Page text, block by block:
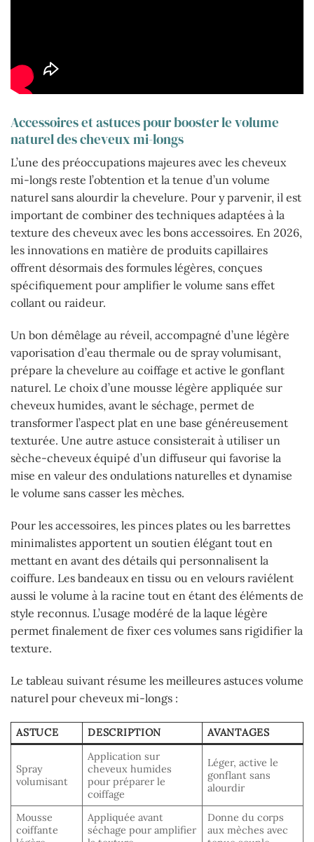
Accessoires et astuces pour booster le volume
naturel des cheveux mi-longs
L’une des préoccupations majeures avec les cheveux
mi-longs reste l’obtention et la tenue d’un volume
naturel sans alourdir la chevelure. Pour y parvenir, il est
important de combiner des techniques adaptées à la
texture des cheveux avec les bons accessoires. En 2026,
les innovations en matière de produits capillaires
offrent désormais des formules légères, conçues
spécifiquement pour amplifier le volume sans effet
collant ou raideur.
Un bon démêlage au réveil, accompagné d’une légère
vaporisation d’eau thermale ou de spray volumisant,
prépare la chevelure au coiffage et active le gonflant
naturel. Le choix d’une mousse légère appliquée sur
cheveux humides, avant le séchage, permet de
transformer l’aspect plat en une base généreusement
texturée. Une autre astuce consisterait à utiliser un
sèche-cheveux équipé d’un diffuseur qui favorise la
mise en valeur des ondulations naturelles et dynamise
le volume sans casser les mèches.
Pour les accessoires, les pinces plates ou les barrettes
minimalistes apportent un soutien élégant tout en
mettant en avant des détails qui personnalisent la
coiffure. Les bandeaux en tissu ou en velours raviélent
aussi le volume à la racine tout en étant des éléments de
style reconnus. L’usage modéré de la laque légère
permet finalement de fixer ces volumes sans rigidifier la
texture.
Le tableau suivant résume les meilleures astuces volume
naturel pour cheveux mi-longs :
ASTUCE DESCRIPTION AVANTAGES
Spray
volumisant
Application sur
cheveux humides
pour préparer le
coiffage
Léger, active le
gonflant sans
alourdir
Mousse
coiffante
Appliquée avant
séchage pour amplifier
Donne du corps
aux mèches avec